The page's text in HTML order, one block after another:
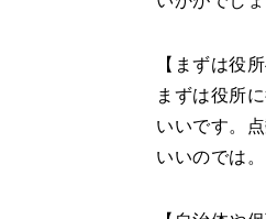
【まずは役所
まずは役所
いいです。
いいのでは。